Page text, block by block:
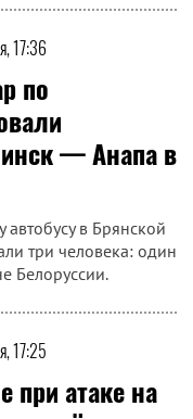
17:36
по
— Анапа в
в Брянской
три человека: один
Белоруссии.
17:25
при атаке на